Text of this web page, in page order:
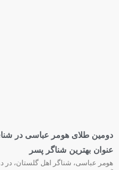
دومین طلای هومر عباسی در شنای
عنوان بهترین شناگر پسر
هومر عباسی، شناگر اهل گلستان، در